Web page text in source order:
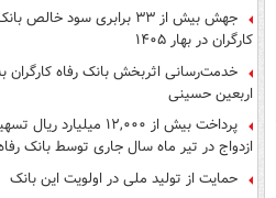
جهش بیش از ۳۳ برابری سود خالص
کارگران در بهار ۱۴۰۵
خدمت‌رسانی اثربخش بانک رفاه کارگران
اربعین حسینی
پرداخت بیش از ۱۲,۰۰۰ میلیارد
ازدواج در تیر ماه سال جاری توسط بانک
کارگران
حمایت از تولید ملی در اولویت این بانک